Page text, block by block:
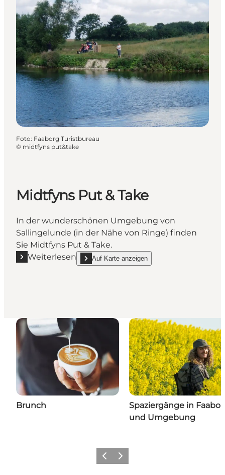
Foto: Faaborg Turistbureau
© midtfyns put&take
Midtfyns Put & Take
In der wunderschönen Umgebung von
Sallingelunde (in der Nähe von Ringe) finden
Sie Midtfyns Put & Take.
Weiterlesen
Mehr erfahren "Midtfyns Put & Take"
Auf Karte anzeigen
show Midtfyns Put & Take on_map
Brunch
Spaziergänge in
und Umgebung
Vorherige Folie
Nächste Folie